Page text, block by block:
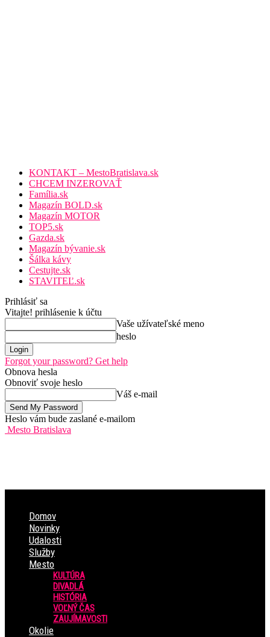
KONTAKT – MestoBratislava.sk
CHCEM INZEROVAŤ
Família.sk
Magazín BOLD.sk
Magazín MOTOR
TOP5.sk
Gazda.sk
Magazín bývanie.sk
Šálka kávy
Cestujte.sk
STAVITEĽ.sk
Prihlásiť sa
Vitajte! prihlásenie k účtu
Vaše užívateľské meno
heslo
Forgot your password? Get help
Obnova hesla
Obnoviť svoje heslo
Váš e-mail
Heslo vám bude zaslané e-mailom
Mesto Bratislava
Domov
Novinky
Udalosti
Služby
Mesto
KULTÚRA
DIVADLÁ
HISTÓRIA
VOĽNÝ ČAS
ZAUJÍMAVOSTI
Okolie